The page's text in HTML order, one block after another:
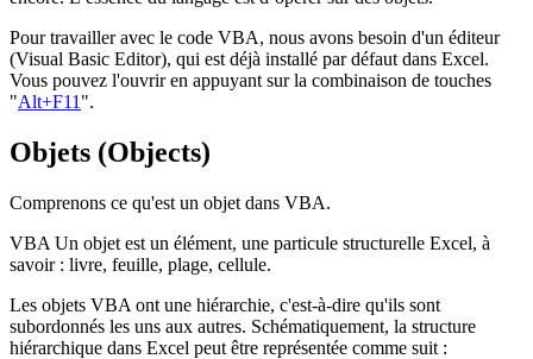
Pour travailler avec le code VBA, nous avons besoin d'un éditeur
(Visual Basic Editor), qui est déjà installé par défaut dans Excel.
Vous pouvez l'ouvrir en appuyant sur la combinaison de touches
"Alt+F11 ".
Objets (Objects)
Comprenons ce qu'est un objet dans VBA.
VBA Un objet est un élément, une particule structurelle Excel, à
savoir : livre, feuille, plage, cellule.
Les objets VBA ont une hiérarchie, c'est-à-dire qu'ils sont
subordonnés les uns aux autres. Schématiquement, la structure
hiérarchique dans Excel peut être représentée comme suit :